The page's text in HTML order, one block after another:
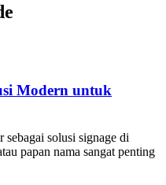
Modern untuk
solusi signage di
papan nama sangat penting